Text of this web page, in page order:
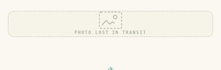
PHOTO LOST IN TRANSIT